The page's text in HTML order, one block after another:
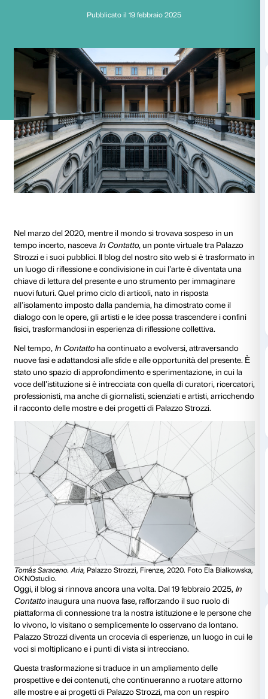
di Arturo Galansino
Pubblicato il 19 febbraio 2025
Nel marzo del 2020, mentre il mondo si trovava
tempo incerto, nascevaIn Contatto
Strozzi e i suoi pubblici. Il blog del nostro sito web si
un luogo di riflessione e condivisione in cui l’arte è
chiave di lettura del presente e uno strumento per
nuovi futuri. Quel primo ciclo di articoli, nato in
all’isolamento imposto dalla pandemia, ha
dialogo con le opere, gli artisti e le idee possa
fisici, trasformandosi in esperienza di riflessione
Nel tempo, In Contattoha continuato a evolversi,
nuove fasi e adattandosi alle sfide e alle opportunità
stato uno spazio di approfondimento e
voce dell’istituzione si è intrecciata con quella di
professionisti, ma anche di giornalisti, scienziati e
il racconto delle mostre e dei progetti di Palazzo